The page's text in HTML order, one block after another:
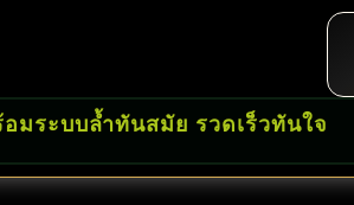
มระบบล้ำทันสมัย รวดเร็วทันใจ